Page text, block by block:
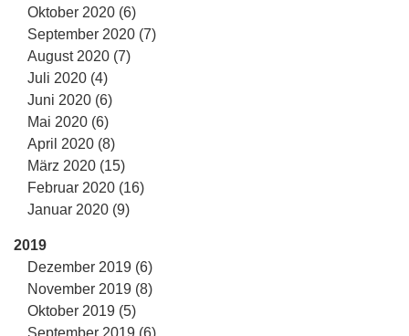
Oktober 2020 (6)
September 2020 (7)
August 2020 (7)
Juli 2020 (4)
Juni 2020 (6)
Mai 2020 (6)
April 2020 (8)
März 2020 (15)
Februar 2020 (16)
Januar 2020 (9)
2019
Dezember 2019 (6)
November 2019 (8)
Oktober 2019 (5)